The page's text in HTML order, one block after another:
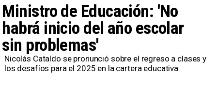
Ministro de Educación: 'No
habrá inicio del año escolar
sin problemas'
Nicolás Cataldo se pronunció sobre el regreso a clases y
los desafíos para el 2025 en la cartera educativa.